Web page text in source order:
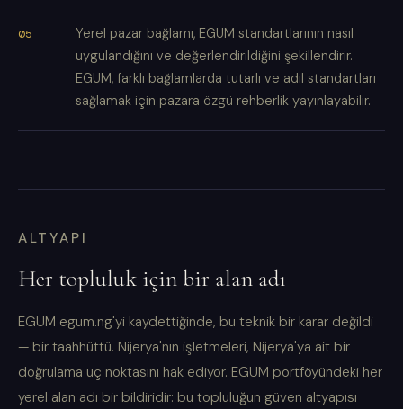
Yerel pazar bağlamı, EGUM standartlarının nasıl
uygulandığını ve değerlendirildiğini şekillendirir.
EGUM, farklı bağlamlarda tutarlı ve adil standartları
sağlamak için pazara özgü rehberlik yayınlayabilir.
ALTYAPI
Her topluluk için bir alan adı
EGUM egum.ng'yi kaydettiğinde, bu teknik bir karar değildi
— bir taahhüttü. Nijerya'nın işletmeleri, Nijerya'ya ait bir
doğrulama uç noktasını hak ediyor. EGUM portföyündeki her
yerel alan adı bir bildiridir: bu topluluğun güven altyapısı